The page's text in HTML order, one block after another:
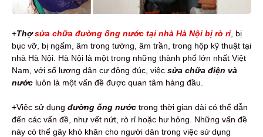
+Thợsửa chữa đường ống nước tại nhà Hà Nội bị rò rỉ, bị
bục vỡ, bị ngấm, âm trong tường, âm trần, trong hộp kỹ thuật tại
nhà Hà Nội. Hà Nội là một trong những thành phố lớn nhất Việt
Nam, với số lượng dân cư đông đúc, việc sửa chữa điện và
nước luôn là một vấn đề được quan tâm hàng đầu.
+Việc sử dụng đường ống nước trong thời gian dài có thể dẫn
đến các vấn đề, như vết nứt, rò rỉ hoặc hư hỏng. Những vấn đề
này có thể gây khó khăn cho người dân trong việc sử dụng